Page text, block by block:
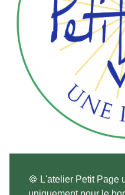
🍪 L'atelier Petit Page
CONTACTEZ-NOUS